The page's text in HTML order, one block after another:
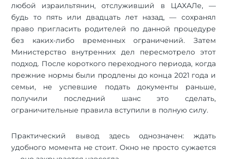
любой израильтянин, отслуживший в ЦАХАЛе, —
будь то пять или двадцать лет назад, — сохранял
право пригласить родителей по данной процедуре
без каких-либо временных ограничений. Затем
Министерство внутренних дел пересмотрело этот
подход. После короткого переходного периода, когда
прежние нормы были продлены до конца 2021 года и
семьи, не успевшие подать документы раньше,
получили последний шанс это сделать,
ограничительные правила вступили в полную силу.
Практический вывод здесь однозначен: ждать
удобного момента не стоит. Окно не просто сужается